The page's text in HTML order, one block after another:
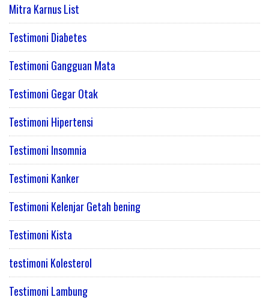
Mitra Karnus List
Testimoni Diabetes
Testimoni Gangguan Mata
Testimoni Gegar Otak
Testimoni Hipertensi
Testimoni Insomnia
Testimoni Kanker
Testimoni Kelenjar Getah bening
Testimoni Kista
testimoni Kolesterol
Testimoni Lambung